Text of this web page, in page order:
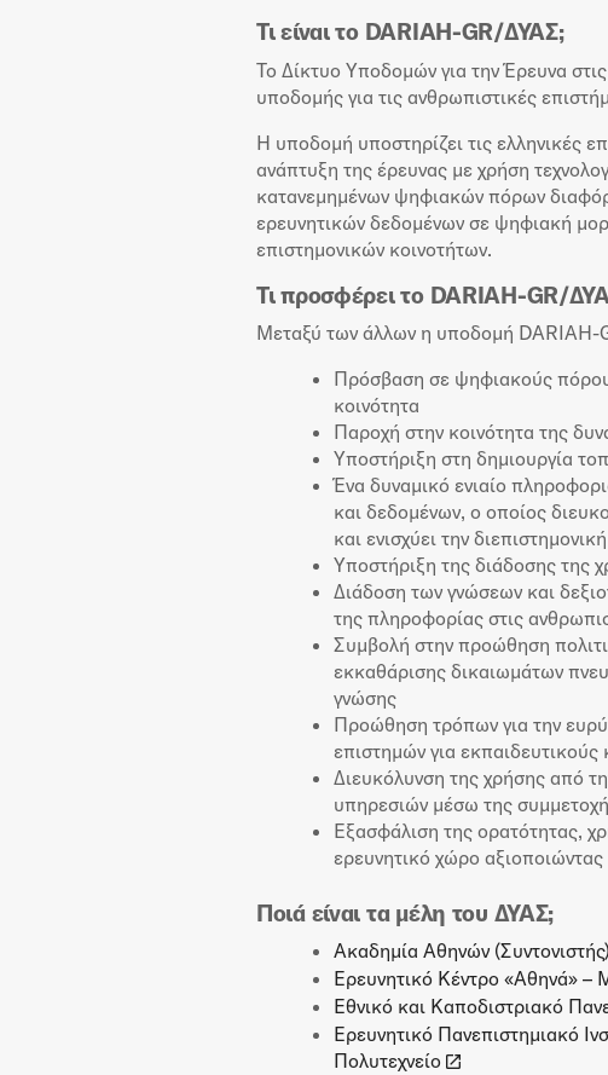
Τι είναι το DARIAH-GR/ΔΥΑΣ;
Το Δίκτυο Υποδομών για την Έρευνα
υποδομής για τις ανθρωπιστικές
Η υποδομή υποστηρίζει τις ελληνικές
ανάπτυξη της έρευνας με χρήση
κατανεμημένων ψηφιακών πόρων
ερευνητικών δεδομένων σε ψηφιακή
επιστημονικών κοινοτήτων.
Τι προσφέρει το DARIAH-GR/
Μεταξύ των άλλων η υποδομή
Πρόσβαση σε ψηφιακούς
κοινότητα
Παροχή στην κοινότητα της
Υποστήριξη στη δημιουργία
Ένα δυναμικό ενιαίο
και δεδομένων, ο οποίος
και ενισχύει την
Υποστήριξη της διάδοσης της
Διάδοση των γνώσεων και
της πληροφορίας στις
Συμβολή στην προώθηση
εκκαθάρισης δικαιωμάτων
γνώσης
Προώθηση τρόπων για την
επιστημών για
Διευκόλυνση της χρήσης από
υπηρεσιών μέσω της
Εξασφάλιση της ορατότητας,
ερευνητικό χώρο
Ποιά είναι τα μέλη του ΔΥΑΣ;
Ακαδημία Αθηνών (Συντονιστής)
Ερευνητικό Κέντρο «Αθηνά»
Εθνικό και Καποδιστριακό
Ερευνητικό Πανεπιστημιακό
Πολυτεχνείο